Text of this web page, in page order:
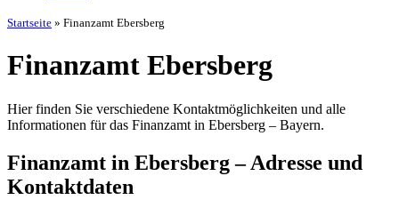
Startseite » Finanzamt Ebersberg
Finanzamt Ebersberg
Hier finden Sie verschiedene Kontaktmöglichkeiten und alle
Informationen für das Finanzamt in Ebersberg – Bayern.
Finanzamt in Ebersberg – Adresse und
Kontaktdaten